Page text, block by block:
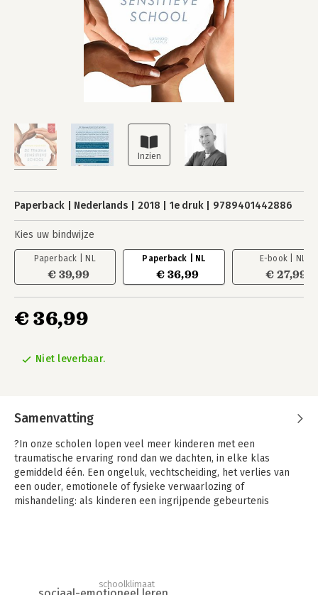
Paperback Nederlands 2018 1e druk 9789401442886
Kies uw bindwijze
Paperback | NL
€ 39,99
Paperback | NL
€ 36,99
E-book | NL
€ 27,99
€ 36,99
Niet leverbaar.
Samenvatting
?In onze scholen lopen veel meer kinderen met een
traumatische ervaring rond dan we dachten, in elke klas
gemiddeld één. Een ongeluk, vechtscheiding, het verlies van
een ouder, emotionele of fysieke verwaarlozing of
mishandeling: als kinderen een ingrijpende gebeurtenis
kunt omgaan. De auteur doet een oproep aan iedere leraar
schoolklimaat